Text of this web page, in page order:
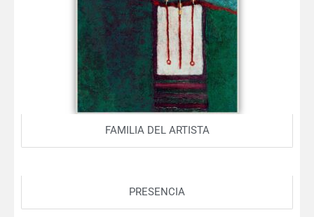
FAMILIA DEL ARTISTA
PRESENCIA